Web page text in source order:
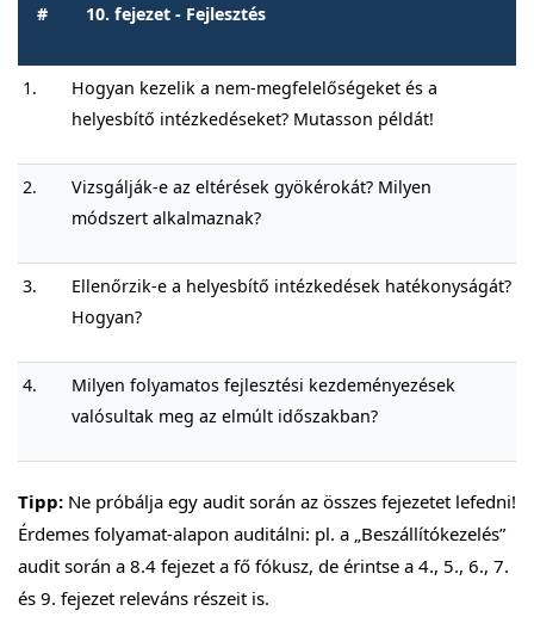
# 10. fejezet - Fejlesztés
1.
Hogyan kezelik a nem-megfelelőségeket és a
helyesbítő intézkedéseket? Mutasson példát!
2.
Vizsgálják-e az eltérések gyökérokát? Milyen
módszert alkalmaznak?
3.
Ellenőrzik-e a helyesbítő intézkedések hatékonyságát?
Hogyan?
4.
Milyen folyamatos fejlesztési kezdeményezések
valósultak meg az elmúlt időszakban?
Tipp: Ne próbálja egy audit során az összes fejezetet lefedni!
Érdemes folyamat-alapon auditálni: pl. a „Beszállítókezelés”
audit során a 8.4 fejezet a fő fókusz, de érintse a 4., 5., 6., 7.
és 9. fejezet releváns részeit is.